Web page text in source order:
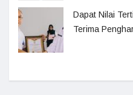
Dapat Nilai
Terima